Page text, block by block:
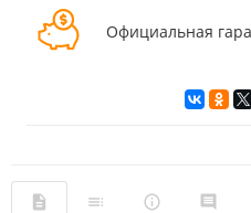
Официальная